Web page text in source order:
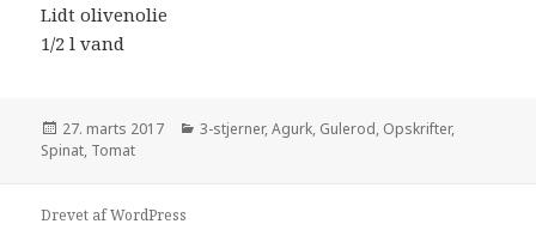
Lidt olivenolie
1/2 l vand
Udgivet
i
27. marts 2017 Kategorier
3-stjerner,Agurk, Gulerod, Opskrifter,
Spinat, Tomat
Drevet af WordPress